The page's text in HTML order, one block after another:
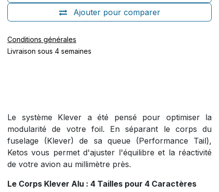
Ajouter pour comparer
Conditions générales
Livraison sous 4 semaines
Le système Klever a été pensé pour optimiser la
modularité de votre foil. En séparant le corps du
fuselage (Klever) de sa queue (Performance Tail),
Ketos vous permet d'ajuster l'équilibre et la réactivité
de votre avion au millimètre près.
Le Corps Klever Alu : 4 Tailles pour 4 Caractères